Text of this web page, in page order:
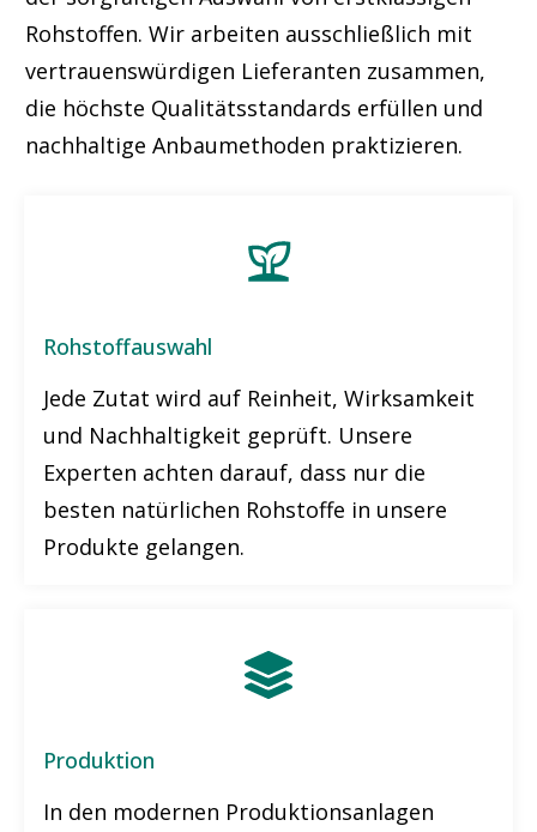
Rohstoffen. Wir arbeiten ausschließlich mit
vertrauenswürdigen Lieferanten zusammen,
die höchste Qualitätsstandards erfüllen und
nachhaltige Anbaumethoden praktizieren.
Rohstoffauswahl
Jede Zutat wird auf Reinheit, Wirksamkeit
und Nachhaltigkeit geprüft. Unsere
Experten achten darauf, dass nur die
besten natürlichen Rohstoffe in unsere
Produkte gelangen.
Produktion
In den modernen Produktionsanlagen